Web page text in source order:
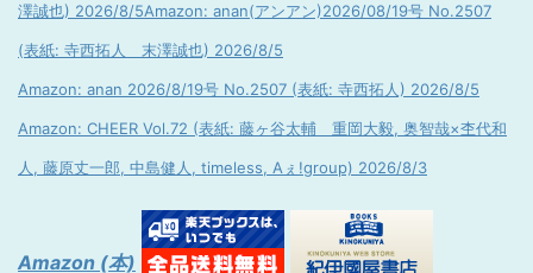
澤誠也) 2026/8/5Amazon: anan(アンアン)2026/08/19号 No.2507
(表紙: 寺西拓人 末澤誠也) 2026/8/5
Amazon: anan 2026/8/19号 No.2507 (表紙: 寺西拓人) 2026/8/5
Amazon: CHEER Vol.72 (表紙: 藤ヶ谷太輔 重岡大毅, 奥智哉×杢代和
人, 藤原丈一郎, 中島健人, timeless, Aぇ!group) 2026/8/3
Amazon (本)